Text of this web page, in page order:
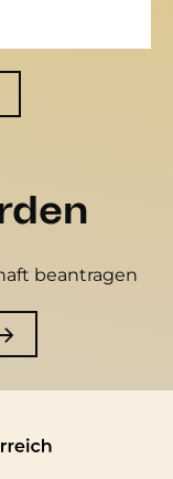
beantragen